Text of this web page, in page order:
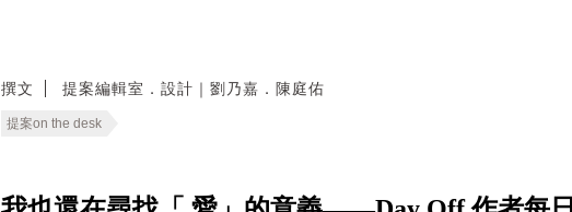
撰文 提案編輯室．設計｜劉乃嘉．陳庭佑
提案on the desk